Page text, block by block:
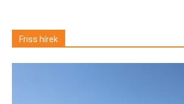
Friss hírek